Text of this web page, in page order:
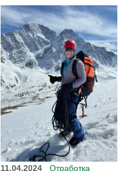
11.04.2024 Отработка